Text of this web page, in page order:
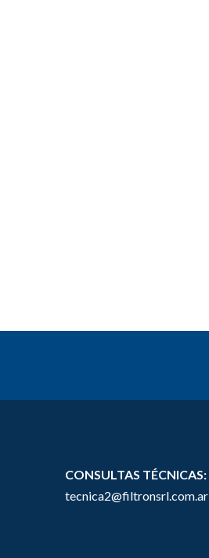
CONSULTAS TÉCNICAS:
tecnica2@filtronsrl.com.ar